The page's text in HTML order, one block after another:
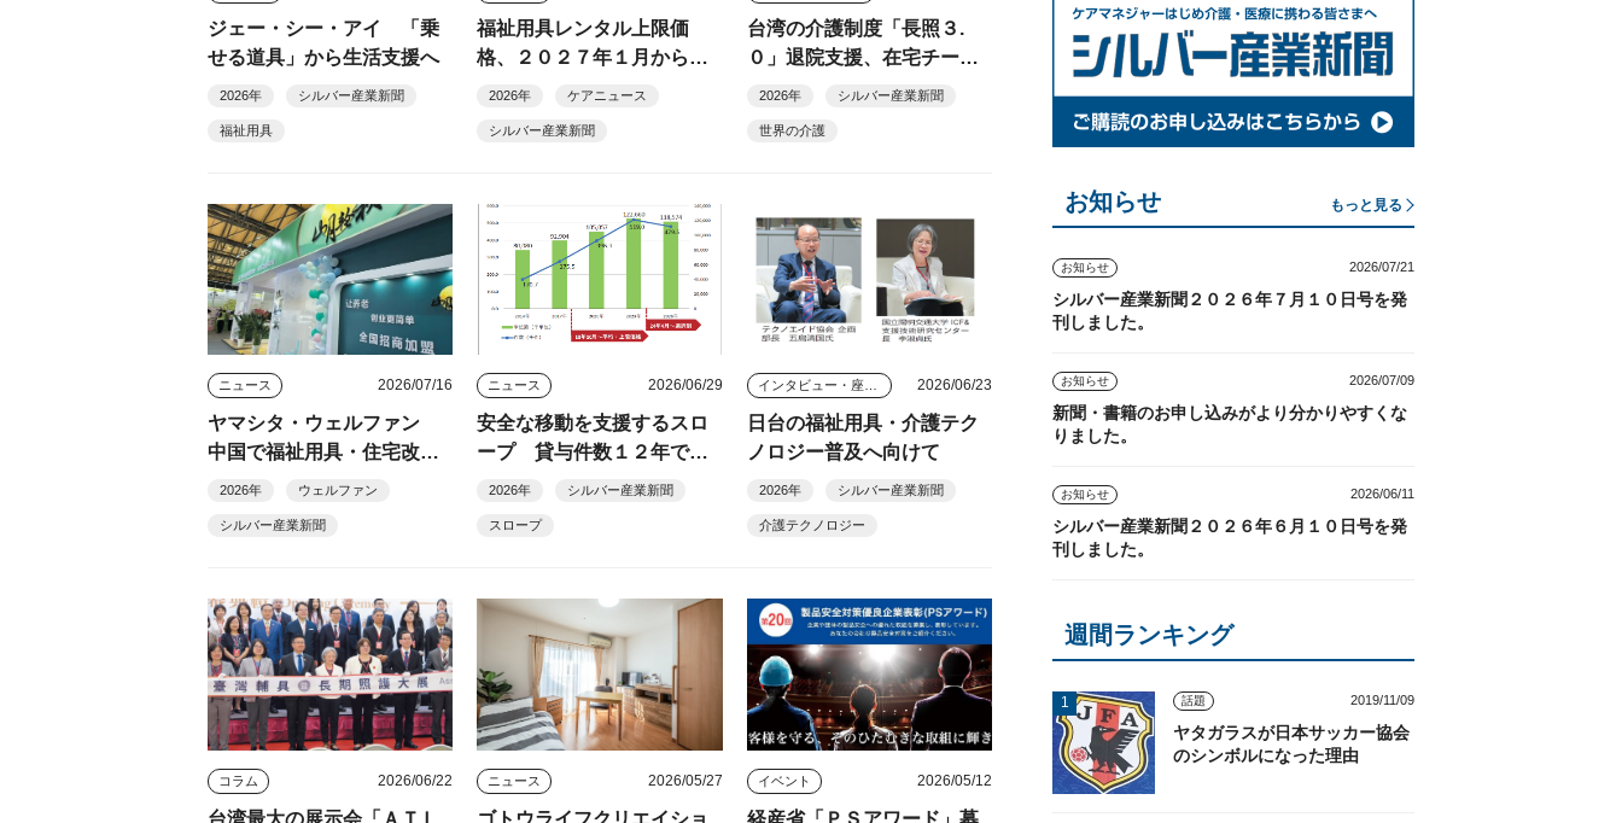
ジェー・シー・アイ 「乗
せる道具」から生活支援へ
2026年 シルバー産業新聞
福祉用具
福祉用具レンタル上限価
格、２０２７年１月から新
商品８６機種に適用 特殊
2026年 ケアニュース
シルバー産業新聞
台湾の介護制度「長照３.
０」退院支援、在宅チーム
医療、スマート福祉用具貸
2026年 シルバー産業新聞
世界の介護
ニュース 2026/07/16
ヤマシタ・ウェルファン
中国で福祉用具・住宅改修
ＦＣ展開へ
2026年 ウェルファン
シルバー産業新聞
ニュース 2026/06/29
安全な移動を支援するスロ
ープ 貸与件数１２年で２.
８倍
2026年 シルバー産業新聞
スロープ
インタビュー・座談会 2026/06/23
日台の福祉用具・介護テク
ノロジー普及へ向けて
2026年 シルバー産業新聞
介護テクノロジー
コラム 2026/06/22
台湾最大の展示会「ＡＴＬ
ニュース 2026/05/27
ゴトウライフクリエイショ
イベント 2026/05/12
経産省「ＰＳアワード」募
お知らせ もっと見る
お知らせ 2026/07/21
シルバー産業新聞２０２６年７月１０日号を発
刊しました。
お知らせ 2026/07/09
新聞・書籍のお申し込みがより分かりやすくな
りました。
お知らせ 2026/06/11
シルバー産業新聞２０２６年６月１０日号を発
刊しました。
週間ランキング
話題 2019/11/09
ヤタガラスが日本サッカー協会
のシンボルになった理由